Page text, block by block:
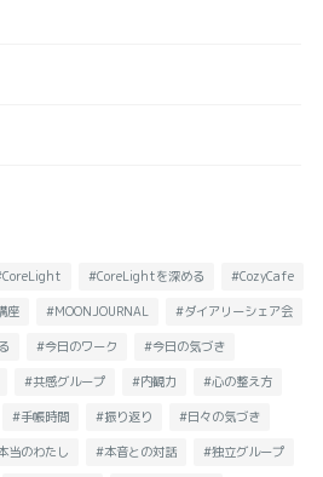
#CoreLightを深める #CozyCafe
座 #MOONJOURNAL #ダイアリーシェア会
#今日のワーク #今日の気づき
#共感グループ #内観力 #心の整え方
#手帳時間 #振り返り #日々の気づき
当のわたし #本音との対話 #独立グループ